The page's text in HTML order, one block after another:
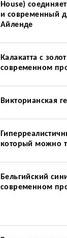
House)
и современный
Айленде
Калакатта с
современном
Викторианская
который можно
Бельгийский
современном